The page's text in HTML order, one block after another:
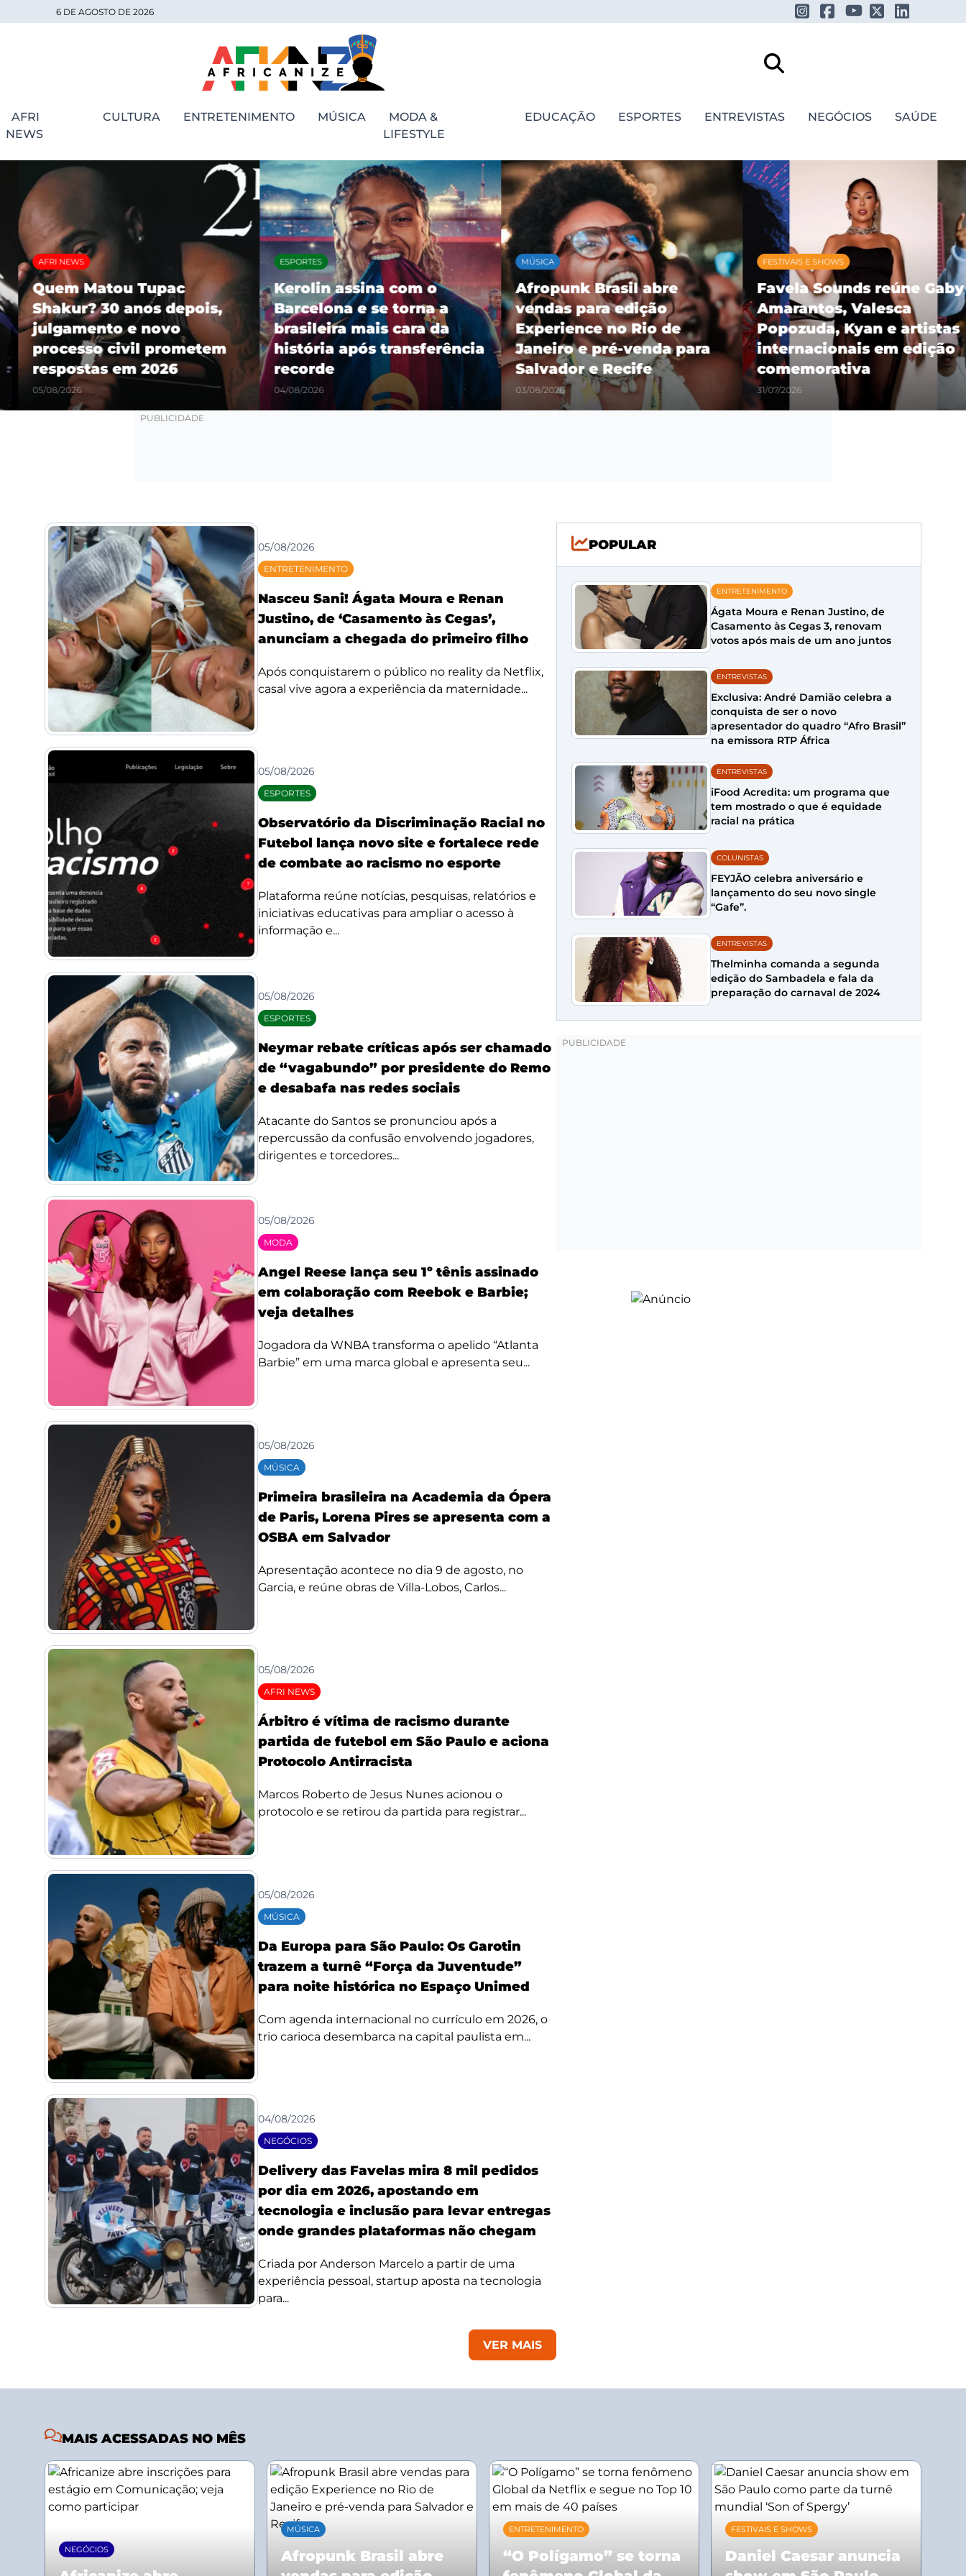
6 DE AGOSTO DE 2026
AFRI
NEWS
CULTURA ENTRETENIMENTO MÚSICA
MODA &
LIFESTYLE
EDUCAÇÃO ESPORTES ENTREVISTAS NEGÓCIOS SAÚDE
AFRI NEWS
Quem Matou Tupac
Shakur? 30 anos depois,
julgamento e novo
processo civil prometem
respostas em 2026
05/08/2026
ESPORTES
Kerolin assina com o
Barcelona e se torna a
brasileira mais cara da
história após transferência
recorde
04/08/2026
MÚSICA
Afropunk Brasil abre
vendas para edição
Experience no Rio de
Janeiro e pré-venda para
Salvador e Recife
03/08/2026
FESTIVAIS E SHOWS
Favela Sounds reúne Gaby
Amarantos, Valesca
Popozuda, Kyan e artistas
internacionais em edição
comemorativa
31/07/2026
05/08/2026
ENTRETENIMENTO
Nasceu Sani! Ágata Moura e Renan
Justino, de ‘Casamento às Cegas’,
anunciam a chegada do primeiro filho
Após conquistarem o público no reality da Netflix,
casal vive agora a experiência da maternidade...
05/08/2026
ESPORTES
Observatório da Discriminação Racial no
Futebol lança novo site e fortalece rede
de combate ao racismo no esporte
Plataforma reúne notícias, pesquisas, relatórios e
iniciativas educativas para ampliar o acesso à
informação e...
05/08/2026
ESPORTES
Neymar rebate críticas após ser chamado
de “vagabundo” por presidente do Remo
e desabafa nas redes sociais
Atacante do Santos se pronunciou após a
repercussão da confusão envolvendo jogadores,
dirigentes e torcedores...
05/08/2026
MODA
Angel Reese lança seu 1º tênis assinado
em colaboração com Reebok e Barbie;
veja detalhes
Jogadora da WNBA transforma o apelido “Atlanta
Barbie” em uma marca global e apresenta seu...
05/08/2026
MÚSICA
Primeira brasileira na Academia da Ópera
de Paris, Lorena Pires se apresenta com a
OSBA em Salvador
Apresentação acontece no dia 9 de agosto, no
Garcia, e reúne obras de Villa-Lobos, Carlos...
05/08/2026
AFRI NEWS
Árbitro é vítima de racismo durante
partida de futebol em São Paulo e aciona
Protocolo Antirracista
Marcos Roberto de Jesus Nunes acionou o
protocolo e se retirou da partida para registrar...
05/08/2026
MÚSICA
Da Europa para São Paulo: Os Garotin
trazem a turnê “Força da Juventude”
para noite histórica no Espaço Unimed
Com agenda internacional no currículo em 2026, o
trio carioca desembarca na capital paulista em...
04/08/2026
NEGÓCIOS
Delivery das Favelas mira 8 mil pedidos
por dia em 2026, apostando em
tecnologia e inclusão para levar entregas
onde grandes plataformas não chegam
Criada por Anderson Marcelo a partir de uma
experiência pessoal, startup aposta na tecnologia
para...
VER MAIS
POPULAR
ENTRETENIMENTO
Ágata Moura e Renan Justino, de
Casamento às Cegas 3, renovam
votos após mais de um ano juntos
ENTREVISTAS
Exclusiva: André Damião celebra a
conquista de ser o novo
apresentador do quadro “Afro Brasil”
na emissora RTP África
ENTREVISTAS
iFood Acredita: um programa que
tem mostrado o que é equidade
racial na prática
COLUNISTAS
FEYJÃO celebra aniversário e
lançamento do seu novo single
“Gafe”.
ENTREVISTAS
Thelminha comanda a segunda
edição do Sambadela e fala da
preparação do carnaval de 2024
MAIS ACESSADAS NO MÊS
NEGÓCIOS
MÚSICA
Afropunk Brasil abre
ENTRETENIMENTO
“O Polígamo” se torna
FESTIVAIS E SHOWS
Daniel Caesar anuncia